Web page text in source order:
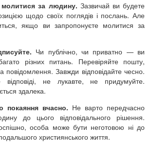
за людину. Зазвичай ви будете
щодо своїх поглядів і послань. Але
якщо ви запропонуєте молитися за
Чи публічно, чи приватно — ви
різних питань. Перевіряйте пошту,
повідомлення. Завжди відповідайте чесно.
не лукавте, не придумуйте.
здалека.
покаяння вчасно. Не варто передчасно
до цього відповідального рішення.
особа може бути неготовою ні до
християнського життя.